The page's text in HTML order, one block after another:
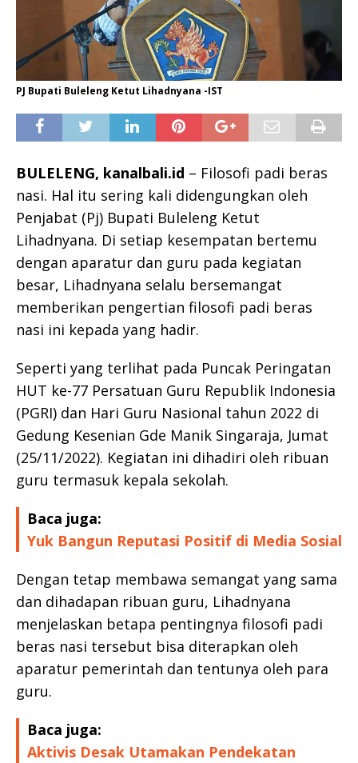
PJ Bupati Buleleng Ketut Lihadnyana -IST
BULELENG, kanalbali.id – Filosofi padi beras
nasi. Hal itu sering kali didengungkan oleh
Penjabat (Pj) Bupati Buleleng Ketut
Lihadnyana. Di setiap kesempatan bertemu
dengan aparatur dan guru pada kegiatan
besar, Lihadnyana selalu bersemangat
memberikan pengertian filosofi padi beras
nasi ini kepada yang hadir.
Seperti yang terlihat pada Puncak Peringatan
HUT ke-77 Persatuan Guru Republik Indonesia
(PGRI) dan Hari Guru Nasional tahun 2022 di
Gedung Kesenian Gde Manik Singaraja, Jumat
(25/11/2022). Kegiatan ini dihadiri oleh ribuan
guru termasuk kepala sekolah.
Baca juga:
Yuk Bangun Reputasi Positif di Media Sosial
Dengan tetap membawa semangat yang sama
dan dihadapan ribuan guru, Lihadnyana
menjelaskan betapa pentingnya filosofi padi
beras nasi tersebut bisa diterapkan oleh
aparatur pemerintah dan tentunya oleh para
guru.
Baca juga:
Aktivis Desak Utamakan Pendekatan